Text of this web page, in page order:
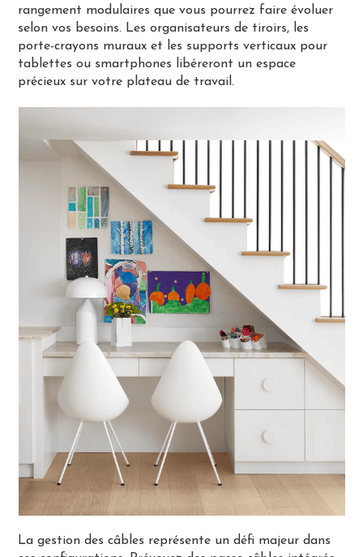
rangement modulaires que vous pourrez faire évoluer
selon vos besoins. Les organisateurs de tiroirs, les
porte-crayons muraux et les supports verticaux pour
tablettes ou smartphones libéreront un espace
précieux sur votre plateau de travail.
La gestion des câbles représente un défi majeur dans